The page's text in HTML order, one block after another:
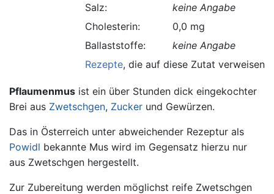
Salz:
keine Angabe
Cholesterin:
0,0 mg
Ballaststoffe:
keine Angabe
Rezepte, die auf diese Zutat verweisen.
Pflaumenmus ist ein über Stunden dick eingekochter
Brei aus Zwetschgen, Zucker und Gewürzen.
Das in Österreich unter abweichender Rezeptur als
Powidl bekannte Mus wird im Gegensatz hierzu nur
aus Zwetschgen hergestellt.
Zur Zubereitung werden möglichst reife Zwetschgen